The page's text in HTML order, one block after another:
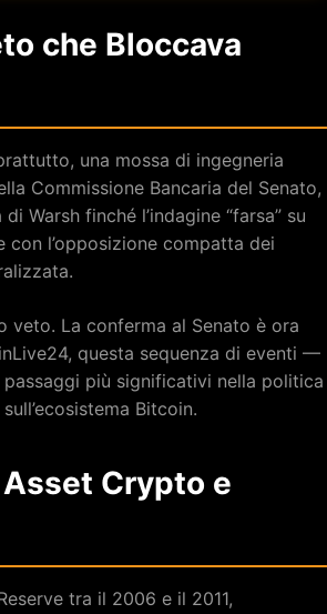
che Bloccava
una mossa di ingegneria
Commissione Bancaria del Senato,
Warsh finché l’indagine “farsa” su
l’opposizione compatta dei
veto. La conferma al Senato è ora
questa sequenza di eventi —
più significativi nella politica
Bitcoin.
Crypto e
tra il 2006 e il 2011,